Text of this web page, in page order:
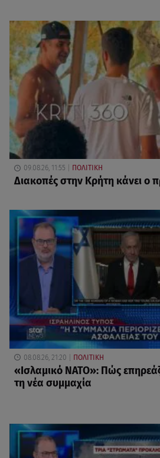
09.08.26, 11:55 ΠΟΛΙΤΙΚΗ
Διακοπές στην Κρήτη κάνει ο
08.08.26, 21:20 ΠΟΛΙΤΙΚΗ
«Ισλαμικό ΝΑΤΟ»: Πώς
τη νέα συμμαχία